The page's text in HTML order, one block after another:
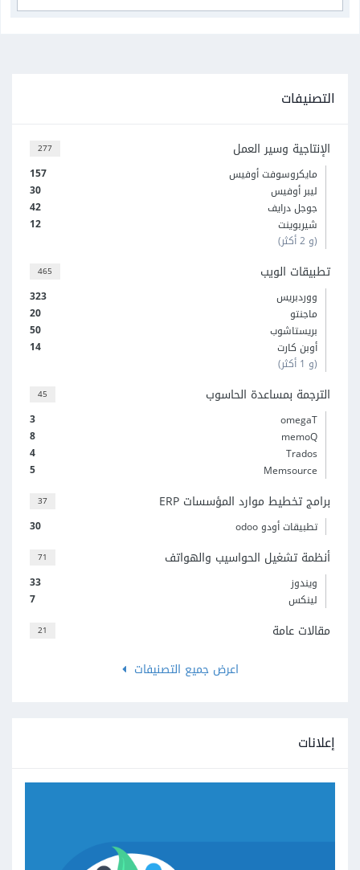
التصنيفات
277 الإنتاجية وسير العمل
157
مايكروسوفت أوفيس
30
ليبر أوفيس
42
جوجل درايف
12
شيربوينت
(و 2 أكثر)
465 تطبيقات الويب
323
ووردبريس
20
ماجنتو
50
بريستاشوب
14
أوبن كارت
(و 1 أكثر)
45 الترجمة بمساعدة الحاسوب
3
omegaT
8
memoQ
4
Trados
5
Memsource
37 برامج تخطيط موارد المؤسسات ERP
30 تطبيقات أودو odoo
71 أنظمة تشغيل الحواسيب والهواتف
33
ويندوز
7
لينكس
21
مقالات عامة
اعرض جميع التصنيفات
إعلانات